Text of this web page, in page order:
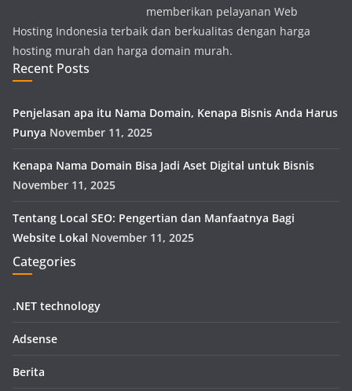
memberikan pelayanan Web
Hosting Indonesia terbaik dan berkualitas dengan harga
hosting murah dan harga domain murah.
Recent Posts
Penjelasan apa itu Nama Domain, Kenapa Bisnis Anda Harus
Punya November 11, 2025
Kenapa Nama Domain Bisa Jadi Aset Digital untuk Bisnis
November 11, 2025
Tentang Local SEO: Pengertian dan Manfaatnya Bagi
Website Lokal November 11, 2025
Categories
.NET technology
Adsense
Berita